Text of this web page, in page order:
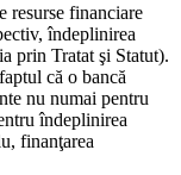
resurse financiare
îndeplinirea
prin Tratat şi Statut).
că o bancă
nu numai pentru
îndeplinirea
finanţarea